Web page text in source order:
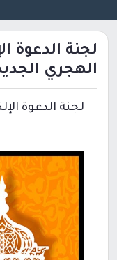
لجنة الدعوة
الهجري
لجنة الدعوة